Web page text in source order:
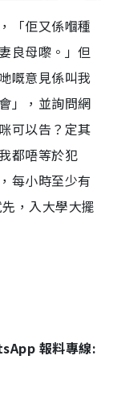
「佢又係嗰種
良母嚟。」但
嘅意見係叫我
」，並詢問網
可以告？定其
都唔等於犯
每小時至少有
，入大學大擺
報料專線: